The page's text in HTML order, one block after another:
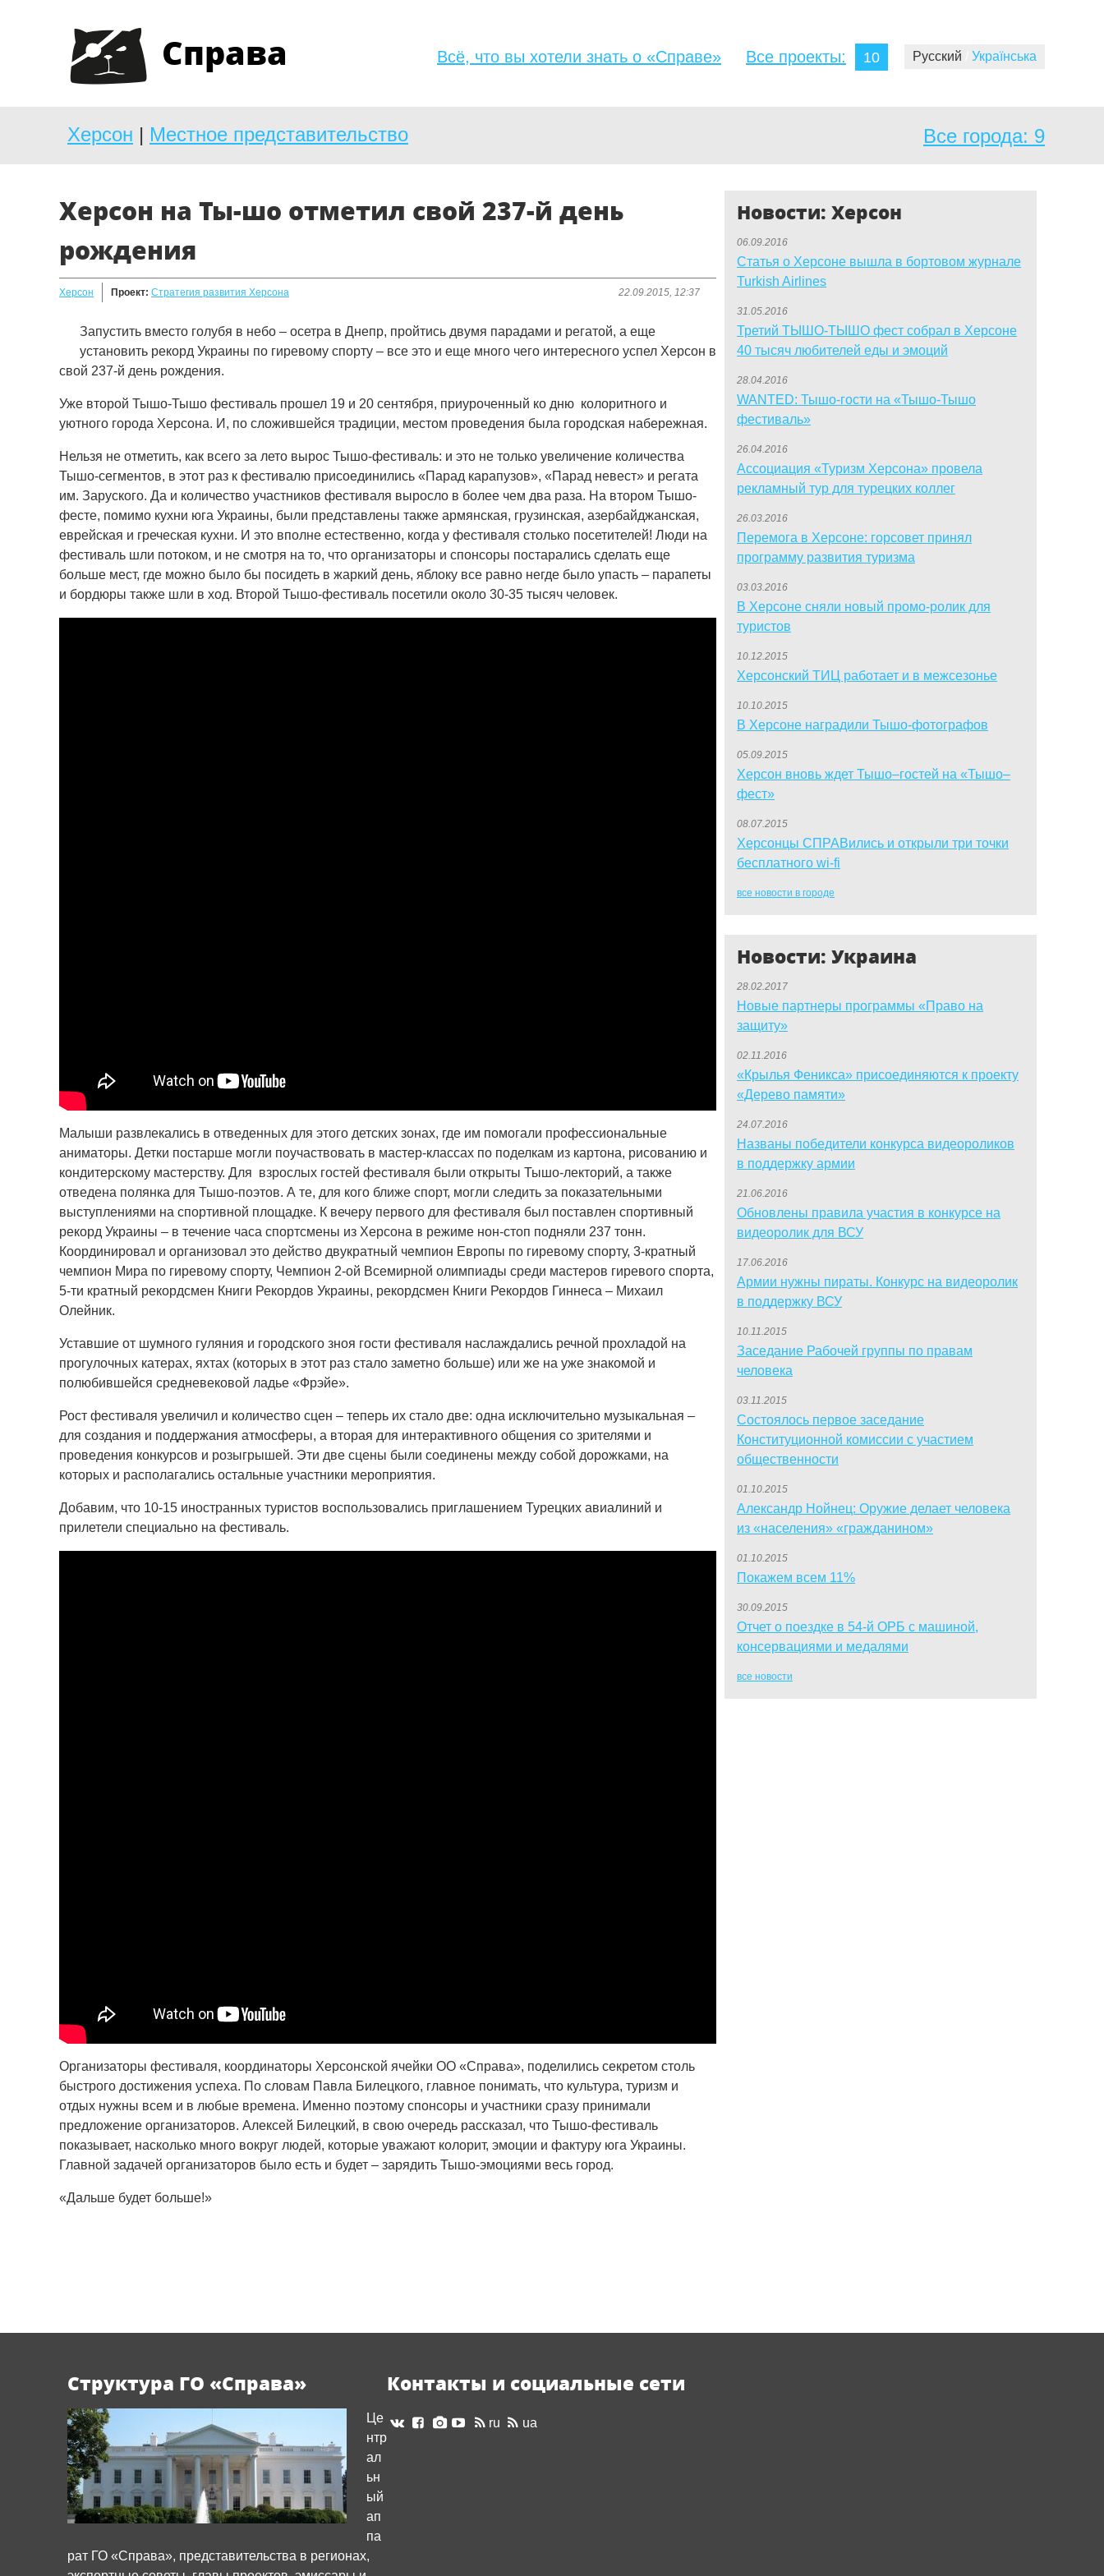
Справа Русский Українська
Все проекты: 10
Всё, что вы хотели знать о «Справе»
Херсон | Местное представительство Все города: 9
Херсон на Ты-шо отметил свой 237-й день
рождения
Херсон Проект: Стратегия развития Херсона 22.09.2015, 12:37
Запустить вместо голубя в небо ­– осетра в Днепр, пройтись двумя парадами и регатой, а еще
установить рекорд Украины по гиревому спорту – все это и еще много чего интересного успел Херсон в
свой 237-й день рождения.
Уже второй Тышо-Тышо фестиваль прошел 19 и 20 сентября, приуроченный ко дню колоритного и
уютного города Херсона. И, по сложившейся традиции, местом проведения была городская набережная.
Нельзя не отметить, как всего за лето вырос Тышо-фестиваль: и это не только увеличение количества
Тышо-сегментов, в этот раз к фестивалю присоединились «Парад карапузов», «Парад невест» и регата
им. Заруского. Да и количество участников фестиваля выросло в более чем два раза. На втором Тышо-
фесте, помимо кухни юга Украины, были представлены также армянская, грузинская, азербайджанская,
еврейская и греческая кухни. И это вполне естественно, когда у фестиваля столько посетителей! Люди на
фестиваль шли потоком, и не смотря на то, что организаторы и спонсоры постарались сделать еще
больше мест, где можно было бы посидеть в жаркий день, яблоку все равно негде было упасть – парапеты
и бордюры также шли в ход. Второй Тышо-фестиваль посетили около 30-35 тысяч человек.
Малыши развлекались в отведенных для этого детских зонах, где им помогали профессиональные
аниматоры. Детки постарше могли поучаствовать в мастер-классах по поделкам из картона, рисованию и
кондитерскому мастерству. Для взрослых гостей фестиваля были открыты Тышо-лекторий, а также
отведена полянка для Тышо-поэтов. А те, для кого ближе спорт, могли следить за показательными
выступлениями на спортивной площадке. К вечеру первого для фестиваля был поставлен спортивный
рекорд Украины – в течение часа спортсмены из Херсона в режиме нон-стоп подняли 237 тонн.
Координировал и организовал это действо двукратный чемпион Европы по гиревому спорту, 3-кратный
чемпион Мира по гиревому спорту, Чемпион 2-ой Всемирной олимпиады среди мастеров гиревого спорта,
5-ти кратный рекордсмен Книги Рекордов Украины, рекордсмен Книги Рекордов Гиннеса – Михаил
Олейник.
Уставшие от шумного гуляния и городского зноя гости фестиваля наслаждались речной прохладой на
прогулочных катерах, яхтах (которых в этот раз стало заметно больше) или же на уже знакомой и
полюбившейся средневековой ладье «Фрэйе».
Рост фестиваля увеличил и количество сцен – теперь их стало две: одна исключительно музыкальная –
для создания и поддержания атмосферы, а вторая для интерактивного общения со зрителями и
проведения конкурсов и розыгрышей. Эти две сцены были соединены между собой дорожками, на
которых и располагались остальные участники мероприятия.
Добавим, что 10-15 иностранных туристов воспользовались приглашением Турецких авиалиний и
прилетели специально на фестиваль.
Организаторы фестиваля, координаторы Херсонской ячейки ОО «Справа», поделились секретом столь
быстрого достижения успеха. По словам Павла Билецкого, главное понимать, что культура, туризм и
отдых нужны всем и в любые времена. Именно поэтому спонсоры и участники сразу принимали
предложение организаторов. Алексей Билецкий, в свою очередь рассказал, что Тышо-фестиваль
показывает, насколько много вокруг людей, которые уважают колорит, эмоции и фактуру юга Украины.
Главной задачей организаторов было есть и будет – зарядить Тышо-эмоциями весь город.
«Дальше будет больше!»
Новости: Херсон
06.09.2016
Статья о Херсоне вышла в бортовом журнале
Turkish Airlines
31.05.2016
Третий ТЫШО-ТЫШО фест собрал в Херсоне
40 тысяч любителей еды и эмоций
28.04.2016
WANTED: Тышо-гости на «Тышо-Тышо
фестиваль»
26.04.2016
Ассоциация «Туризм Херсона» провела
рекламный тур для турецких коллег
26.03.2016
Перемога в Херсоне: горсовет принял
программу развития туризма
03.03.2016
В Херсоне сняли новый промо-ролик для
туристов
10.12.2015
Херсонский ТИЦ работает и в межсезонье
10.10.2015
В Херсоне наградили Тышо-фотографов
05.09.2015
Херсон вновь ждет Тышо–гостей на «Тышо–
фест»
08.07.2015
Херсонцы СПРАВились и открыли три точки
бесплатного wi-fi
все новости в городе
Новости: Украина
28.02.2017
Новые партнеры программы «Право на
защиту»
02.11.2016
«Крылья Феникса» присоединяются к проекту
«Дерево памяти»
24.07.2016
Названы победители конкурса видеороликов
в поддержку армии
21.06.2016
Обновлены правила участия в конкурсе на
видеоролик для ВСУ
17.06.2016
Армии нужны пираты. Конкурс на видеоролик
в поддержку ВСУ
10.11.2015
Заседание Рабочей группы по правам
человека
03.11.2015
Состоялось первое заседание
Конституционной комиссии с участием
общественности
01.10.2015
Александр Нойнец: Оружие делает человека
из «населения» «гражданином»
01.10.2015
Покажем всем 11%
30.09.2015
Отчет о поездке в 54-й ОРБ с машиной,
консервациями и медалями
все новости
Структура ГО «Справа»
Це
нтр
ал
ьн
ый
ап
па
рат ГО «Справа», представительства в регионах,
Контакты и социальные сети
ru ua